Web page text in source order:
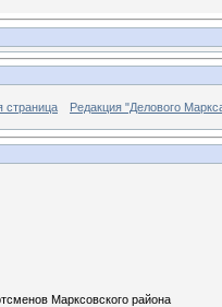
страница Редакция "Делового
Марксовского района